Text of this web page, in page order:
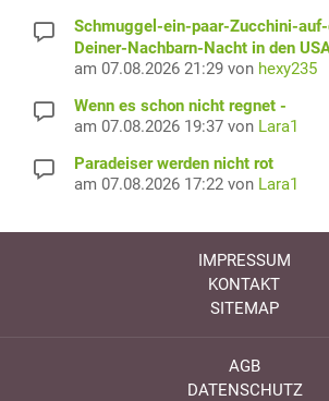
Schmuggel-ein-paar-Zucchini-
Deiner-Nachbarn-Nacht in den
am 07.08.2026 21:29 von hexy235
Wenn es schon nicht regnet -
am 07.08.2026 19:37 von Lara1
Paradeiser werden nicht rot
am 07.08.2026 17:22 von Lara1
IMPRESSUM
KONTAKT
SITEMAP
AGB
DATENSCHUTZ